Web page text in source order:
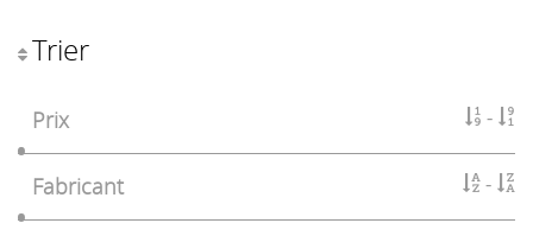
Trier
Prix
Fabricant